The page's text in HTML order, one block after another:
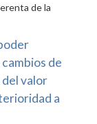
de la
de
valor
a